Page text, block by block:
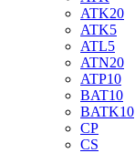
ATK20
ATK5
ATL5
ATN20
ATP10
BAT10
BATK10
CP
CS